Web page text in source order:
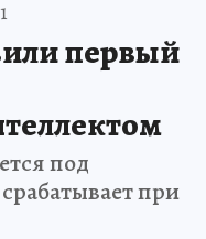
первый
под
при